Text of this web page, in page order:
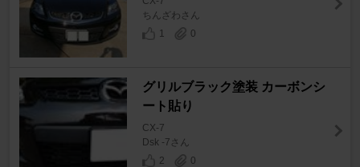
ちんざわさん
1
0
グリルブラック塗装 カーボンシ
ート貼り
CX-7
Dsk -7さん
2
0